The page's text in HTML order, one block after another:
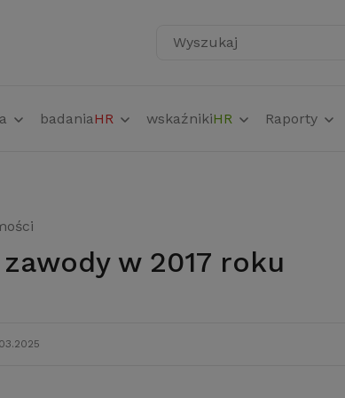
Wyszukaj
badaniaHR wskaźnikiHR Raporty
zawody w 2017 roku